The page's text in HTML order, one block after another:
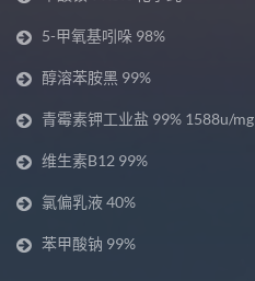
5-甲氧基吲哚 98%
醇溶苯胺黑 99%
青霉素钾工业盐 99% 1588u/mg
维生素B12 99%
氯偏乳液 40%
苯甲酸钠 99%